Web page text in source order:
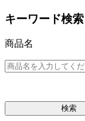
キーワード検索
商品名
検索